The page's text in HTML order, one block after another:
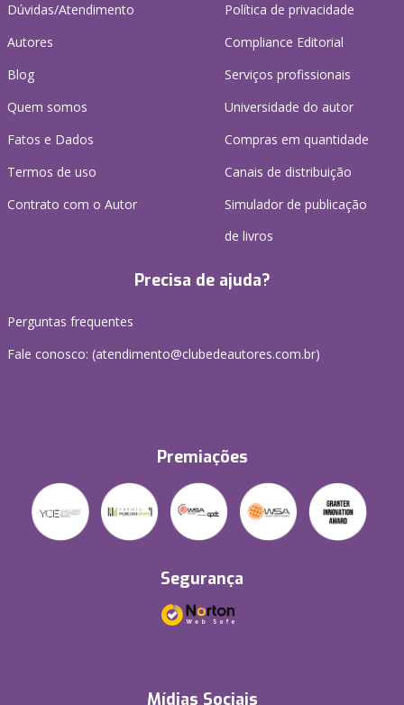
Dúvidas/Atendimento
Autores
Blog
Quem somos
Fatos e Dados
Termos de uso
Contrato com o Autor
Política de privacidade
Compliance Editorial
Serviços profissionais
Universidade do autor
Compras em quantidade
Canais de distribuição
Simulador de publicação
de livros
Precisa de ajuda?
Perguntas frequentes
Fale conosco: (atendimento@clubedeautores.com.br)
Premiações
Segurança
Mídias Sociais